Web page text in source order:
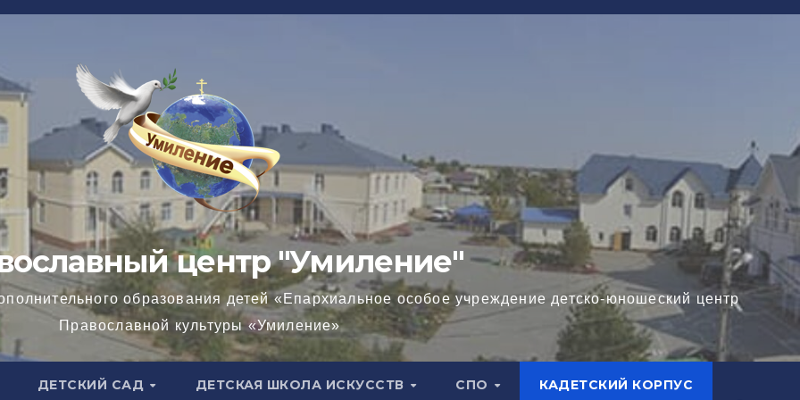
центр "Умиление"
образования детей «Епархиальное особое учреждение детско-юношеский центр
Православной культуры «Умиление»
ДЕТСКИЙ САД ДЕТСКАЯ ШКОЛА ИСКУССТВ СПО КАДЕТСКИЙ КОРПУС